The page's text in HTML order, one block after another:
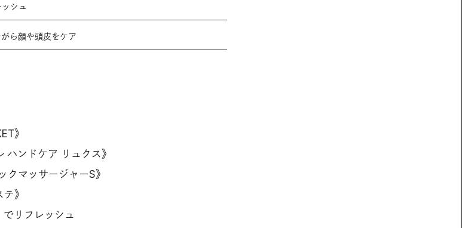
シュ
ら顔や頭皮をケア
》
ンドケア リュクス》
マッサージャーS》
》
リフレッシュ